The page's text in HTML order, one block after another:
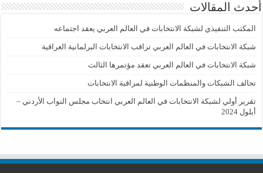
أحدث المقالات
المكتب التنفيذي لشبكة الانتخابات في العالم العربي يعقد اجتماعه
شبكة الانتخابات في العالم العربي تراقب الانتخابات البرلمانية العراقية
شبكة الانتخابات في العالم العربي تعقد مؤتمرها الثالث
تحالف الشبكات والمنظمات الوطنية لمراقبة الانتخابات
تقرير أولي لشبكة الانتخابات في العالم العربي انتخاب مجلس النواب الأردني –
أيلول 2024